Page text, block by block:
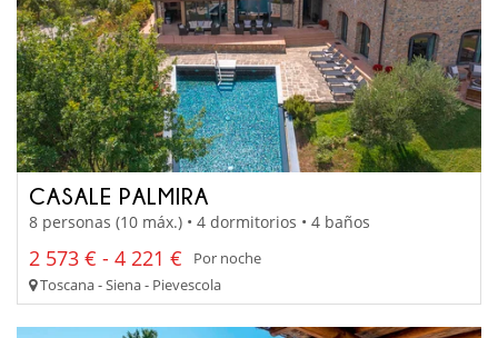
CASALE PALMIRA
8 personas (10 máx.) • 4 dormitorios • 4 baños
2 573 € - 4 221 €
Por noche
Toscana - Siena - Pievescola